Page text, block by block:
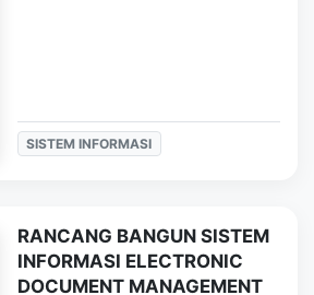
SISTEM INFORMASI
RANCANG BANGUN SISTEM
INFORMASI ELECTRONIC
DOCUMENT MANAGEMENT